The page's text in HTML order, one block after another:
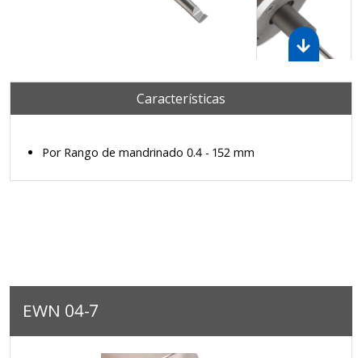
Características
Por Rango de mandrinado 0.4 - 152 mm
EWN 04-7